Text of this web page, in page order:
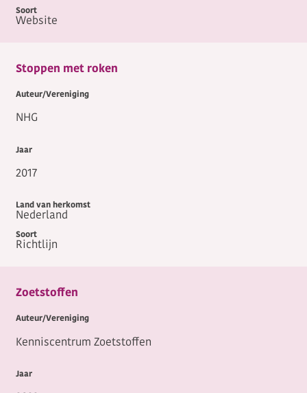
Website
Stoppen met roken
NHG
2017
Nederland
Richtlijn
Zoetstoffen
Kenniscentrum Zoetstoffen